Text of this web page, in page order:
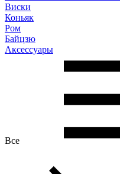
Виски
Коньяк
Ром
Байцзю
Аксессуары
Все